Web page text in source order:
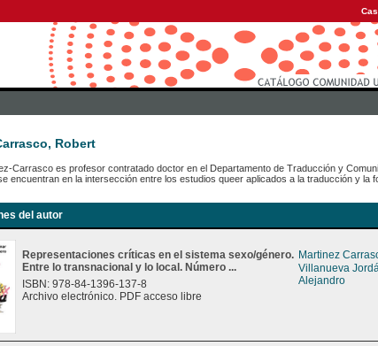
Robert
Carrasco es profesor contratado doctor en el Departamento de Traducción y
encuentran en la intersección entre los estudios queer aplicados a la traducción y la
del autor
Representaciones críticas en el sistema sexo/género.
Entre lo transnacional y lo local. Número ...
ISBN: 978-84-1396-137-8
Archivo electrónico. PDF acceso libre
Martinez
Villanueva
Alejandro